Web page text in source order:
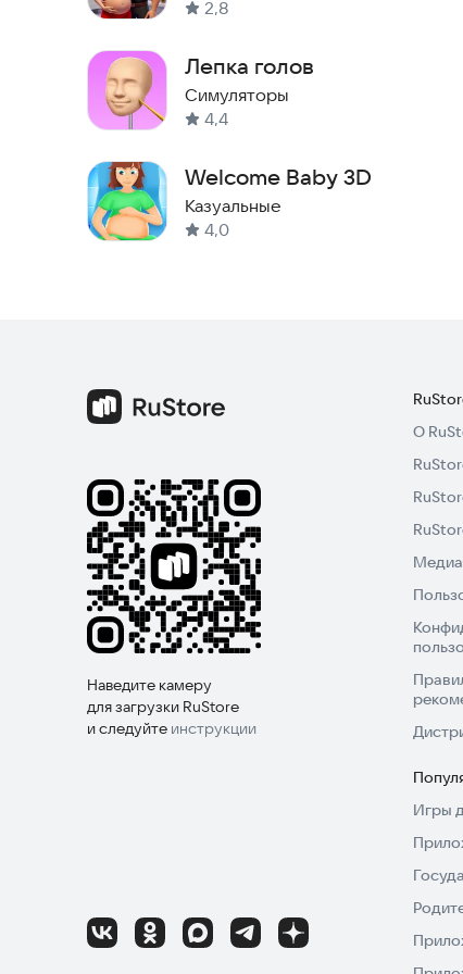
2,8
Лепка голов
Симуляторы
4,4
Welcome Baby 3D
Казуальные
4,0
Наведите камеру
для загрузки RuStore
и следуйте инструкции
О
Игры